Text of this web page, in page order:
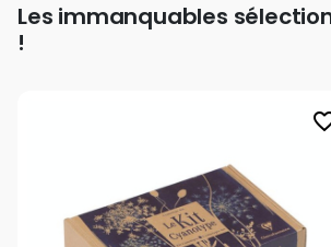
Les immanquables
!